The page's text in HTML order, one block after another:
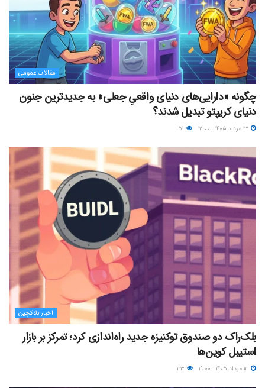
مقالات عمومی
چگونه «دارایی‌های دنیای واقعیِ جعلی» به جدیدترین جنون
دنیای کریپتو تبدیل شدند؟
اخبار بلاکچین
بلک‌راک دو صندوق توکنیزه جدید راه‌اندازی کرد؛ تمرکز بر بازار
استیبل کوین‌ها